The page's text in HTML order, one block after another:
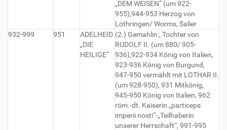
„DEM WEISEN“ (um 922-
955),944-953 Herzog von
Lothringen/ Worms, Salier
932-999
951
ADELHEID
„DIE
HEILIGE“
(2.) Gemahlin:, Tochter von
RUDOLF II. (um 880/ 905-
936),922-934 König von Italien,
923-936 König von Burgund,
947-950 vermählt mit LOTHAR II.
(um 928-950), 931 Mitkönig,
945-950 König von Italien, 962
röm.-dt. Kaiserin „particeps
imperii nosti“-„Teilhaberin
unserer Herrschaft“, 991-995